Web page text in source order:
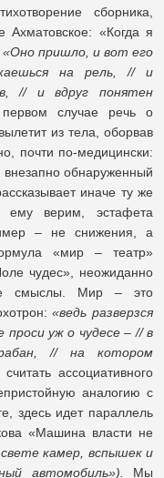
сборника,
Ахматовское: «Когда я
«Оно пришло, и вот его
на рель, // и
// и вдруг понятен
случае речь о
из тела, оборвав
почти по-медицински:
внезапно обнаруженный
иначе ту же
верим, эстафета
– не снижения, а
«мир – театр»
чудес», неожиданно
смыслы. Мир – это
«ведь разверзся
проси уж о чудесе – // в
// на котором
ассоциативного
аналогию с
здесь идет параллель
«Машина власти не
камер, вспышек и
автомобиль»). Мы